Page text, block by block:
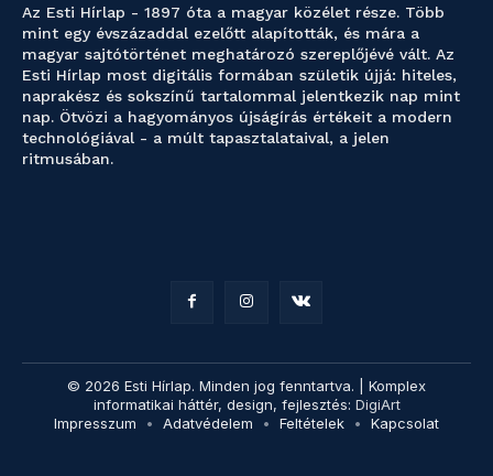
Az Esti Hírlap - 1897 óta a magyar közélet része. Több
mint egy évszázaddal ezelőtt alapították, és mára a
magyar sajtótörténet meghatározó szereplőjévé vált. Az
Esti Hírlap most digitális formában születik újjá: hiteles,
naprakész és sokszínű tartalommal jelentkezik nap mint
nap. Ötvözi a hagyományos újságírás értékeit a modern
technológiával - a múlt tapasztalataival, a jelen
ritmusában.
© 2026 Esti Hírlap. Minden jog fenntartva. | Komplex
informatikai háttér, design, fejlesztés: DigiArt
Impresszum
Adatvédelem Feltételek Kapcsolat